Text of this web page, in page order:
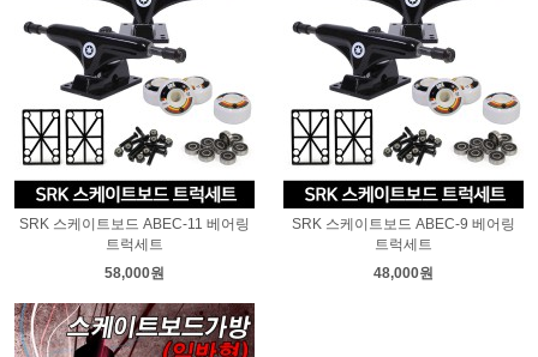
SRK 스케이트보드 ABEC-11 베어링
트럭세트
58,000원
SRK 스케이트보드 ABEC-9 베어링
트럭세트
48,000원